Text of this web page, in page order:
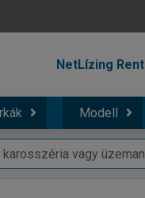
NetLízing Rent
Modell